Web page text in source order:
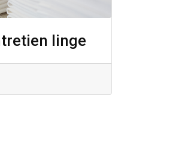
linge